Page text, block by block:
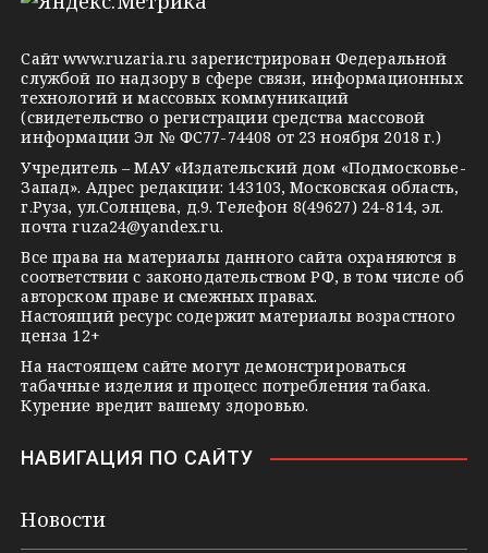
r
a
m
o
l
a
s
s
n
i
k
i
n
a
k
t
e
Сайтwww.ruzaria.ru зарегистрирован Федеральной
службой по надзору в сфере связи, информационных
технологий и массовых коммуникаций
(свидетельство о регистрации средства массовой
информации Эл № ФС77-74408 от 23 ноября 2018 г.)
Учредитель – МАУ «Издательский дом «Подмосковье-
Запад». Адрес редакции: 143103, Московская область,
г.Руза, ул.Солнцева, д.9. Телефон 8(49627) 24-814, эл.
почтаruza24@yandex.ru.
Все права на материалы данного сайта охраняются в
соответствии с законодательством РФ, в том числе об
авторском праве и смежных правах.
Настоящий ресурс содержит материалы возрастного
ценза 12+
На настоящем сайте могут демонстрироваться
табачные изделия и процесс потребления табака.
Курение вредит вашему здоровью.
НАВИГАЦИЯ ПО САЙТУ
Новости